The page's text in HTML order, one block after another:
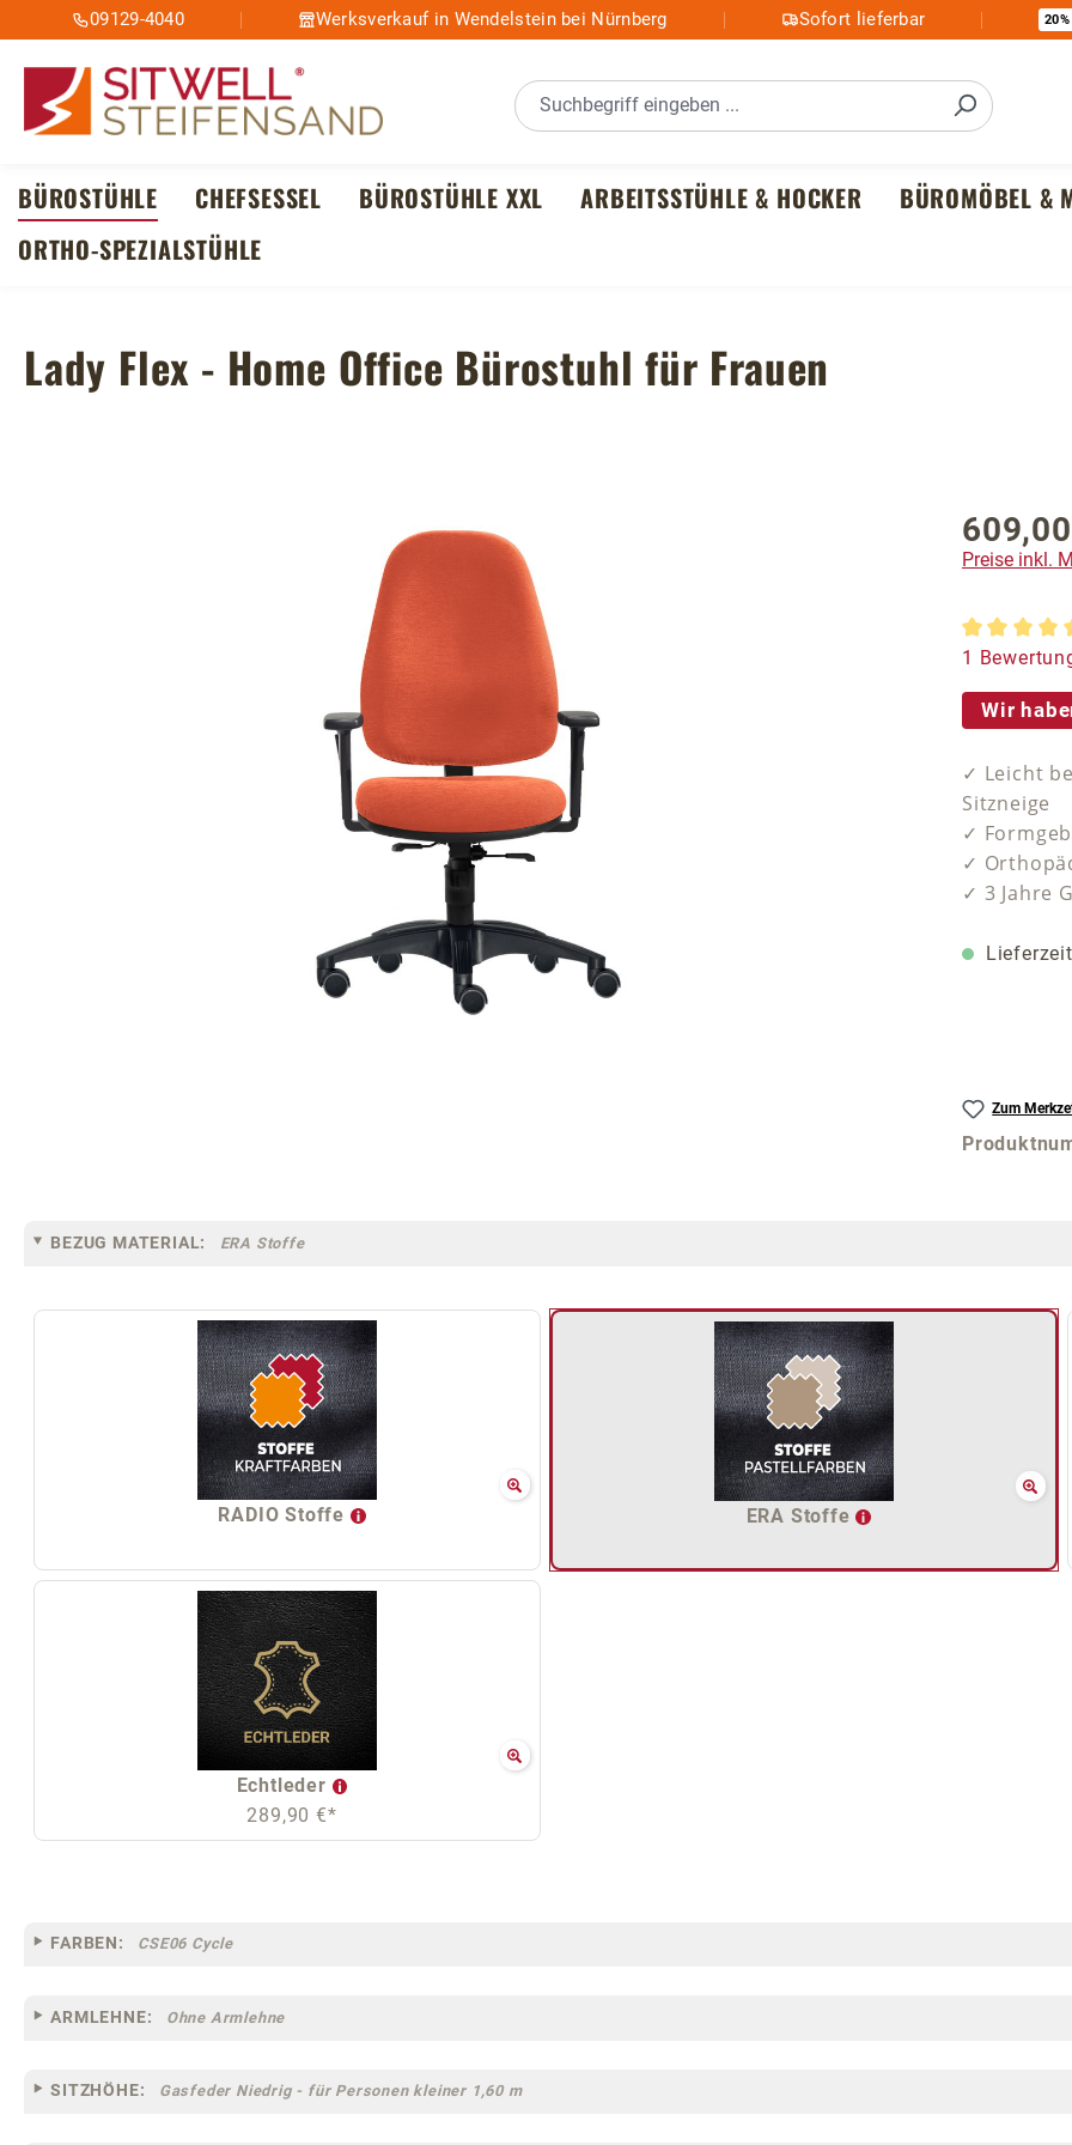
Hauptinhalt springen
Zur Suche springen
Zur Hauptnavigation springen
09129-4040 Werksverkauf in Wendelstein bei Nürnberg Sofort lieferbar 20%
BÜROSTÜHLE CHEFSESSEL BÜROSTÜHLE XXL ARBEITSSTÜHLE & HOCKER BÜROMÖBEL &
ORTHO-SPEZIALSTÜHLE
Lady Flex - Home Office Bürostuhl für Frauen
Regulärer
Preise inkl.
1
Wir
✓ Leicht
Sitzneige
✓
✓
✓ 3 Jahre
Zum
BEZUG MATERIAL: ERA Stoffe
RADIO Stoffe ERA Stoffe
Echtleder
289,90 €*
FARBEN: CSE06 Cycle
ARMLEHNE: Ohne Armlehne
SITZHÖHE: Gasfeder Niedrig - für Personen kleiner 1,60 m